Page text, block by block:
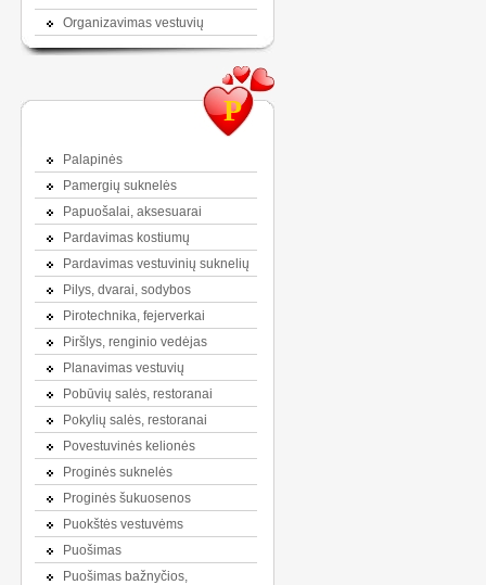
Organizavimas vestuvių
P
Palapinės
Pamergių suknelės
Papuošalai, aksesuarai
Pardavimas kostiumų
Pardavimas vestuvinių suknelių
Pilys, dvarai, sodybos
Pirotechnika, fejerverkai
Piršlys, renginio vedėjas
Planavimas vestuvių
Pobūvių salės, restoranai
Pokylių salės, restoranai
Povestuvinės kelionės
Proginės suknelės
Proginės šukuosenos
Puokštės vestuvėms
Puošimas
Puošimas bažnyčios,